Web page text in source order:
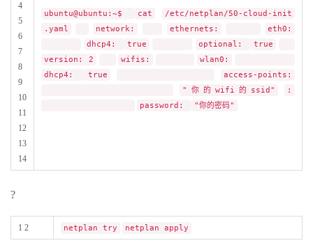
4
5
6
7
8
9
10
11
12
13
14
ubuntu@ubuntu:~$ cat
/etc/netplan/50-cloud-init
.yaml
network: ethernets:
eth0:
dhcp4:
true optional:
true
version: 2
wifis:
wlan0:
dhcp4:
true
access-points:
"你的wifi的ssid"
:
password:
"你的密码"
?
1 2 netplan try netplan apply